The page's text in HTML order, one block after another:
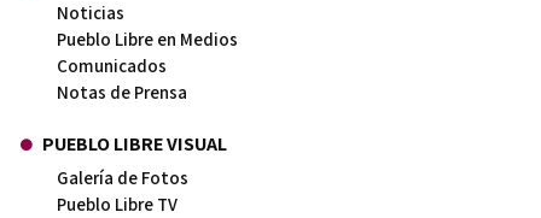
Noticias
Pueblo Libre en Medios
Comunicados
Notas de Prensa
PUEBLO LIBRE VISUAL
Galería de Fotos
Pueblo Libre TV